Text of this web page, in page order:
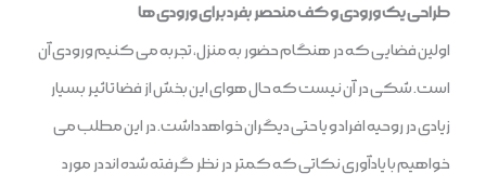
طراحی یک ورودی و کف منحصر بفرد برای ورودی ها
اولین فضایی که در هنگام حضور به منزل، تجربه می کنیم ورودی آن
است. شکی در آن نیست که حال هوای این بخش از فضا تاثیر بسیار
زیادی در روحیه افراد و یا حتی دیگران خواهد داشت. در این مطلب می
خواهیم با یادآوری نکاتی که کمتر در نظر گرفته شده اند در مورد